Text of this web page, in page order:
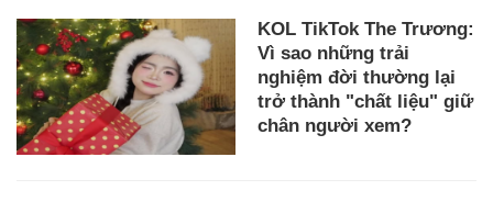
KOL TikTok The Trương:
Vì sao những trải
nghiệm đời thường lại
trở thành "chất liệu" giữ
chân người xem?